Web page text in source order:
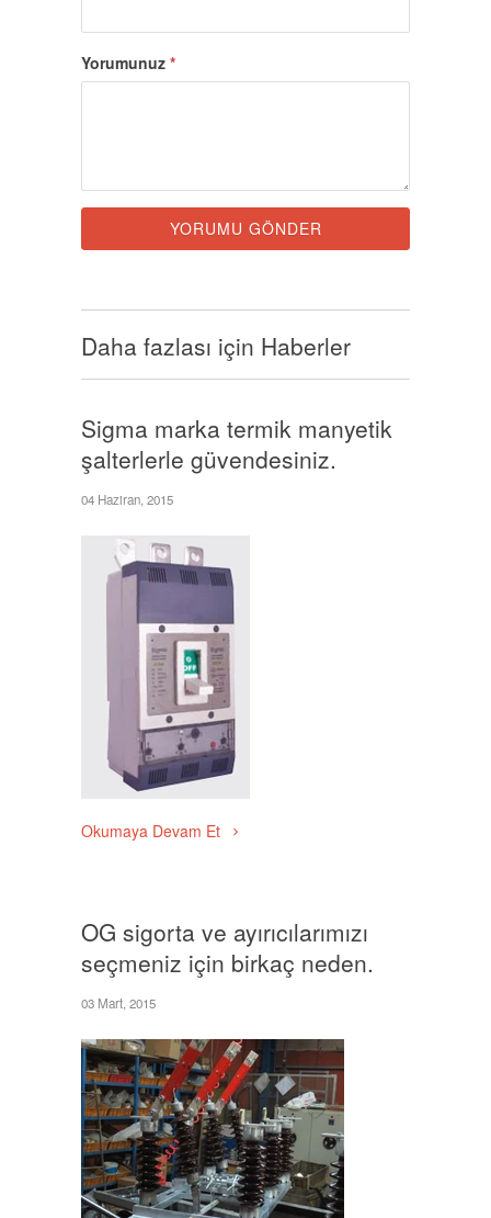
Yorumunuz *
Daha fazlası için Haberler
Sigma marka termik manyetik
şalterlerle güvendesiniz.
04 Haziran, 2015
Okumaya Devam Et
OG sigorta ve ayırıcılarımızı
seçmeniz için birkaç neden.
03 Mart, 2015